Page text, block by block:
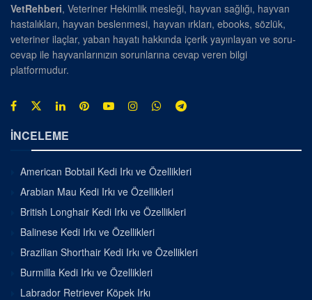
VetRehberi, Veteriner Hekimlik mesleği, hayvan sağlığı, hayvan
hastalıkları, hayvan beslenmesi, hayvan ırkları, ebooks, sözlük,
veteriner ilaçlar, yaban hayatı hakkında içerik yayınlayan ve soru-
cevap ile hayvanlarınızın sorunlarına cevap veren bilgi
platformudur.
İNCELEME
American Bobtail Kedi Irkı ve Özellikleri
Arabian Mau Kedi Irkı ve Özellikleri
British Longhair Kedi Irkı ve Özellikleri
Balinese Kedi Irkı ve Özellikleri
Brazilian Shorthair Kedi Irkı ve Özellikleri
Burmilla Kedi Irkı ve Özellikleri
Labrador Retriever Köpek Irkı